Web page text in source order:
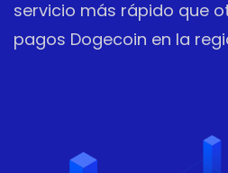
servicio más rápido que
pagos Dogecoin en la